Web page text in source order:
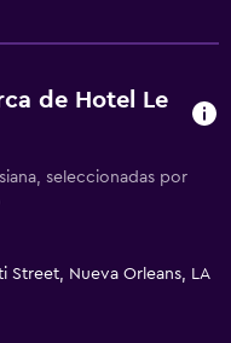
de Hotel Le
seleccionadas por
Street, Nueva Orleans, LA